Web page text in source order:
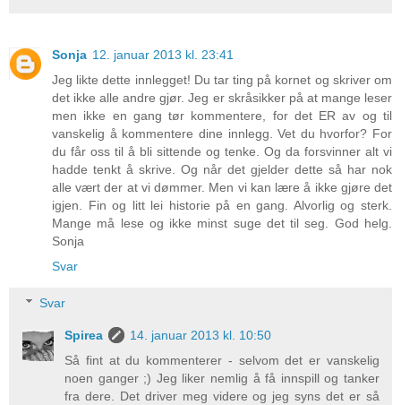
Sonja 12. januar 2013 kl. 23:41
Jeg likte dette innlegget! Du tar ting på kornet og skriver om
det ikke alle andre gjør. Jeg er skråsikker på at mange leser
men ikke en gang tør kommentere, for det ER av og til
vanskelig å kommentere dine innlegg. Vet du hvorfor? For
du får oss til å bli sittende og tenke. Og da forsvinner alt vi
hadde tenkt å skrive. Og når det gjelder dette så har nok
alle vært der at vi dømmer. Men vi kan lære å ikke gjøre det
igjen. Fin og litt lei historie på en gang. Alvorlig og sterk.
Mange må lese og ikke minst suge det til seg. God helg.
Sonja
Svar
Svar
Spirea
14. januar 2013 kl. 10:50
Så fint at du kommenterer - selvom det er vanskelig
noen ganger ;) Jeg liker nemlig å få innspill og tanker
fra dere. Det driver meg videre og jeg syns det er så